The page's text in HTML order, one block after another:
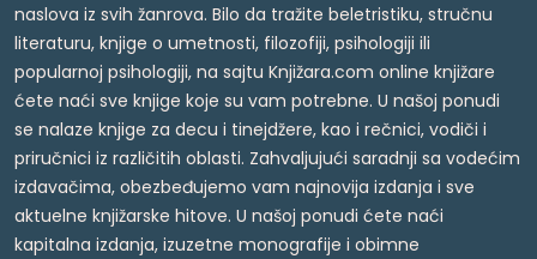
naslova iz svih žanrova. Bilo da tražite beletristiku, stručnu
literaturu, knjige o umetnosti, filozofiji, psihologiji ili
popularnoj psihologiji, na sajtu Knjižara.com online knjižare
ćete naći sve knjige koje su vam potrebne. U našoj ponudi
se nalaze knjige za decu i tinejdžere, kao i rečnici, vodiči i
priručnici iz različitih oblasti. Zahvaljujući saradnji sa vodećim
izdavačima, obezbeđujemo vam najnovija izdanja i sve
aktuelne knjižarske hitove. U našoj ponudi ćete naći
kapitalna izdanja, izuzetne monografije i obimne